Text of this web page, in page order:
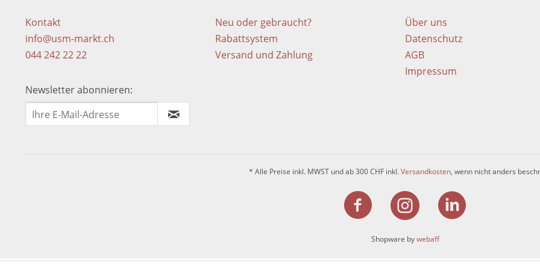
Kontakt
info@usm-markt.ch
044 242 22 22
Newsletter abonnieren:
Neu oder gebraucht?
Rabattsystem
Versand und Zahlung
Über uns
Datenschutz
AGB
Impressum
* Alle Preise inkl. MWST und ab 300 CHF inkl.Versandkosten, wenn nicht anders
Shopware bywebaff